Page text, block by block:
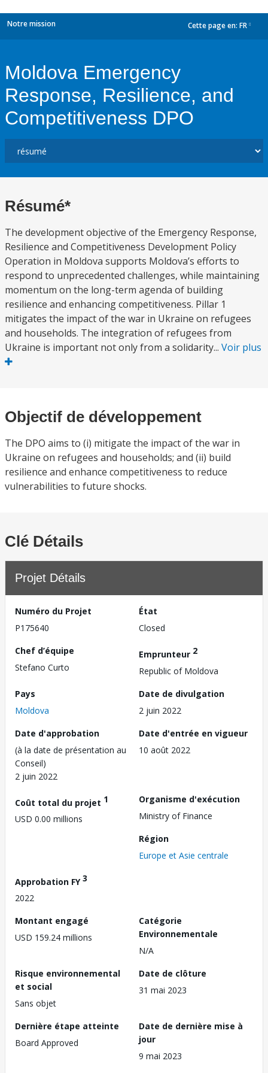
Notre mission Cette page en: FR
Moldova Emergency
Response, Resilience, and
Competitiveness DPO
Résumé*
The development objective of the Emergency Response,
Resilience and Competitiveness Development Policy
Operation in Moldova supports Moldova’s efforts to
respond to unprecedented challenges, while maintaining
momentum on the long-term agenda of building
resilience and enhancing competitiveness. Pillar 1
mitigates the impact of the war in Ukraine on refugees
and households. The integration of refugees from
Ukraine is important not only from a solidarity... Voir plus
Objectif de développement
The DPO aims to (i) mitigate the impact of the war in
Ukraine on refugees and households; and (ii) build
resilience and enhance competitiveness to reduce
vulnerabilities to future shocks.
Clé Détails
Projet Détails
Numéro du Projet
P175640
État
Closed
Chef d’équipe
Stefano Curto
Emprunteur 2
Republic of Moldova
Pays
Moldova
Date de divulgation
2 juin 2022
Date d'approbation
(à la date de présentation au
Conseil)
2 juin 2022
Date d'entrée en vigueur
10 août 2022
Coût total du projet 1
USD 0.00 millions
Organisme d'exécution
Ministry of Finance
Région
Europe et Asie centrale
Approbation FY3
2022
Montant engagé
USD 159.24 millions
Catégorie
Environnementale
N/A
Risque environnemental
et social
Sans objet
Date de clôture
31 mai 2023
Dernière étape atteinte
Board Approved
Date de dernière mise à
jour
9 mai 2023